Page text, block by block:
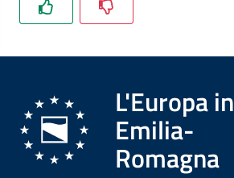
Approfondimenti
Contatti L'Europa in
Emilia-
Romagna